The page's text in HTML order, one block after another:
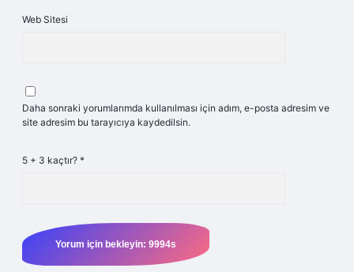
Web Sitesi
Daha sonraki yorumlarımda kullanılması için adım, e-posta adresim ve
site adresim bu tarayıcıya kaydedilsin.
5 + 3 kaçtır? *